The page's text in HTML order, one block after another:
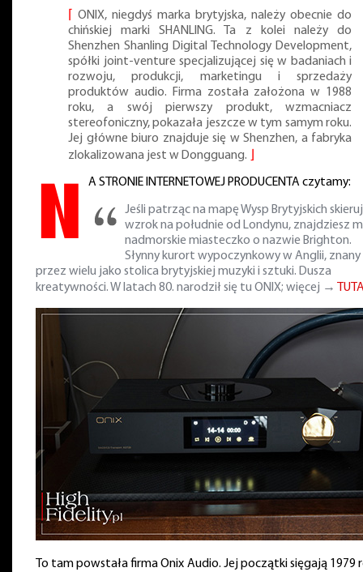
ONIX, niegdyś marka brytyjska, należy obecnie do
chińskiej marki SHANLING. Ta z kolei należy do
Shenzhen Shanling Digital Technology Development,
spółki joint-venture specjalizującej się w badaniach i
rozwoju, produkcji, marketingu i sprzedaży
produktów audio. Firma została założona w 1988
roku, a swój pierwszy produkt, wzmacniacz
stereofoniczny, pokazała jeszcze w tym samym roku.
Jej główne biuro znajduje się w Shenzhen, a fabryka
zlokalizowana jest w Dongguang.
N A STRONIE INTERNETOWEJ PRODUCENTA czytamy:
Jeśli patrząc na mapę Wysp Brytyjskich
wzrok na południe od Londynu, znajdziesz
nadmorskie miasteczko o nazwie Brighton.
Słynny kurort wypoczynkowy w Anglii, znany
przez wielu jako stolica brytyjskiej muzyki i sztuki. Dusza
kreatywności. W latach 80. narodził się tu ONIX; więcej →
To tam powstała firma Onix Audio. Jej początki sięgają 1979